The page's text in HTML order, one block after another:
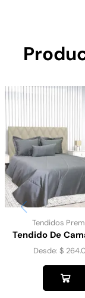
Tendidos
Tendido De
Gold”
Desde:$